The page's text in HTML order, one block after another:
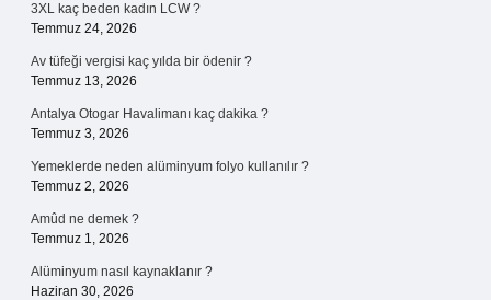
3XL kaç beden kadın LCW ?
Temmuz 24, 2026
Av tüfeği vergisi kaç yılda bir ödenir ?
Temmuz 13, 2026
Antalya Otogar Havalimanı kaç dakika ?
Temmuz 3, 2026
Yemeklerde neden alüminyum folyo kullanılır ?
Temmuz 2, 2026
Amûd ne demek ?
Temmuz 1, 2026
Alüminyum nasıl kaynaklanır ?
Haziran 30, 2026